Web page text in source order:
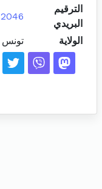
الترقيم
البريدي
2046
الولاية تونس